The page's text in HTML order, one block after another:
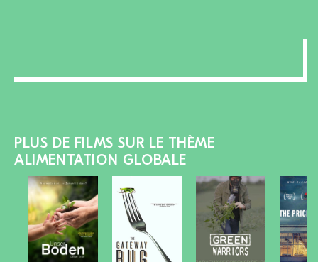
PLUS DE FILMS SUR LE THÈME
ALIMENTATION GLOBALE